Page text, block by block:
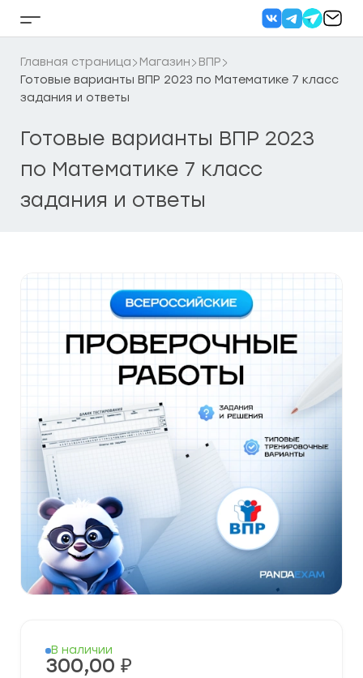
Кнопка
бокового
меню
Главная страница Магазин
ВПР
Готовые варианты ВПР 2023 по Математике 7 класс
задания и ответы
Готовые варианты ВПР 2023
по Математике 7 класс
задания и ответы
В наличии
300,00 ₽